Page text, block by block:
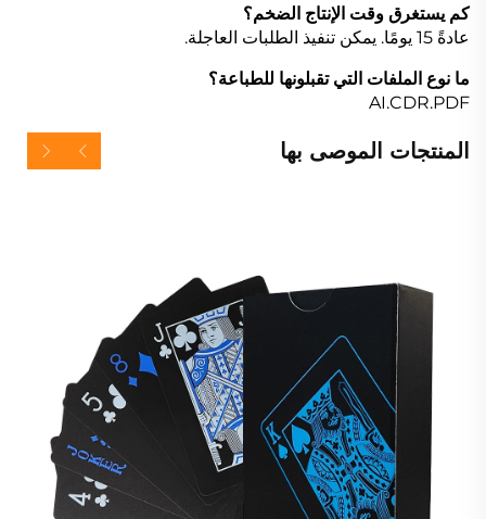
كم يستغرق وقت الإنتاج الضخم؟
عادةً 15 يومًا. يمكن تنفيذ الطلبات العاجلة.
ما نوع الملفات التي تقبلونها للطباعة؟
AI.CDR.PDF
المنتجات الموصى بها